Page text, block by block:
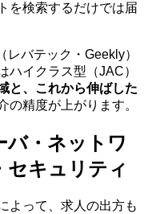
を検索するだけでは届
バテック・Geekly）
ハイクラス型（JAC）
と、これから伸ばした
の精度が上がります。
バ・ネットワ
セキュリティ
よって、求人の出方も